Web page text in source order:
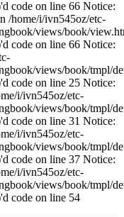
code on line 66 Notice:
/home/i/ivn545oz/etc-
views/book/
code on line 66 Notice:
views/book/tmpl/
code on line 25 Notice:
i/ivn545oz/etc-
views/book/tmpl/
code on line 31 Notice:
i/ivn545oz/etc-
views/book/tmpl/
code on line 37 Notice:
i/ivn545oz/etc-
views/book/tmpl/
code on line 54